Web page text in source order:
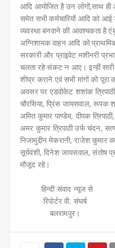
आदि आयोजित है उन लोगों,साथ
समेत सभी कर्मचारियों आदि को
व्यवस्था बनवाने की आवश्यकता
अग्निशामक वाहन आदि को
सरकारी और प्राइवेट मशीनरी
चलता रहे संकट न आए। इन्हीं
शीघ्र कराने एवं सभी मांगों को पूरा
अवसर पर एडवोकेट शशांक
चौरसिया, प्रिंस जायसवाल, रूपक
अमित कुमार पाण्डेय, दीपक
अमर कुमार त्रिपाठी उर्फ चंदन,
निजामुद्दीन मेकरानी, राजेश कुमार
सूर्यवंशी, दिनेश जायसवाल, संतोष
मौजूद रहे।
हिन्दी संवाद न्यूज से
रिपोर्टर वी. संघर्ष
बलरामपुर।